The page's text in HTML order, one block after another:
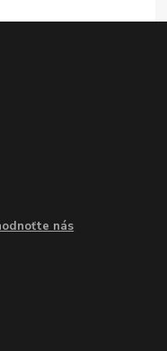
nás